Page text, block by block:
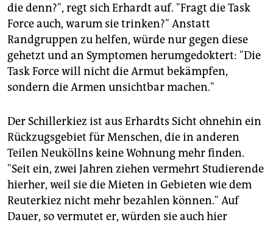
die denn?", regt sich Erhardt auf. "Fragt die Task
Force auch, warum sie trinken?" Anstatt
Randgruppen zu helfen, würde nur gegen diese
gehetzt und an Symptomen herumgedoktert: "Die
Task Force will nicht die Armut bekämpfen,
sondern die Armen unsichtbar machen."
Der Schillerkiez ist aus Erhardts Sicht ohnehin ein
Rückzugsgebiet für Menschen, die in anderen
Teilen Neuköllns keine Wohnung mehr finden.
"Seit ein, zwei Jahren ziehen vermehrt Studierende
hierher, weil sie die Mieten in Gebieten wie dem
Reuterkiez nicht mehr bezahlen können." Auf
Dauer, so vermutet er, würden sie auch hier